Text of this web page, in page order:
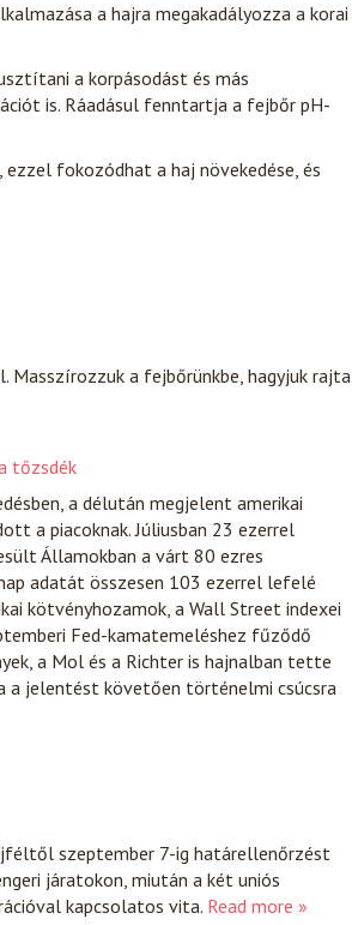
a hajra megakadályozza a korai
a korpásodást és más
is. Ráadásul fenntartja a fejbőr pH-
fokozódhat a haj növekedése, és
Masszírozzuk a fejbőrünkbe, hagyjuk rajta
tőzsdék
a délután megjelent amerikai
a piacoknak. Júliusban 23 ezerrel
Államokban a várt 80 ezres
adatát összesen 103 ezerrel lefelé
kötvényhozamok, a Wall Street indexei
Fed-kamatemeléshez fűződő
a Mol és a Richter is hajnalban tette
a jelentést követően történelmi csúcsra
szeptember 7-ig határellenőrzést
járatokon, miután a két uniós
kapcsolatos vita. Read more »